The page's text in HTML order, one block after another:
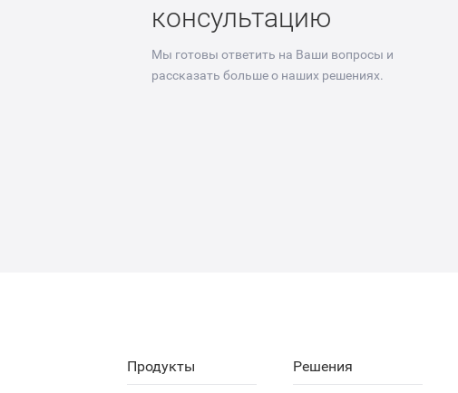
консультацию
Мы готовы ответить на Ваши вопросы и
рассказать больше о наших решениях.
Продукты Решения